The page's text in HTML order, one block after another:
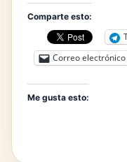
Comparte esto:
Correo electrónico
Me gusta esto: